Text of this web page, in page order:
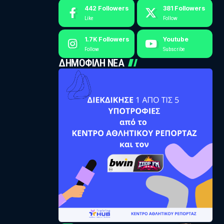
442 Followers
Like
381 Followers
Follow
1.7K Followers
Follow
Youtube
Subscribe
ΔΗΜΟΦΙΛΗ ΝΕΑ